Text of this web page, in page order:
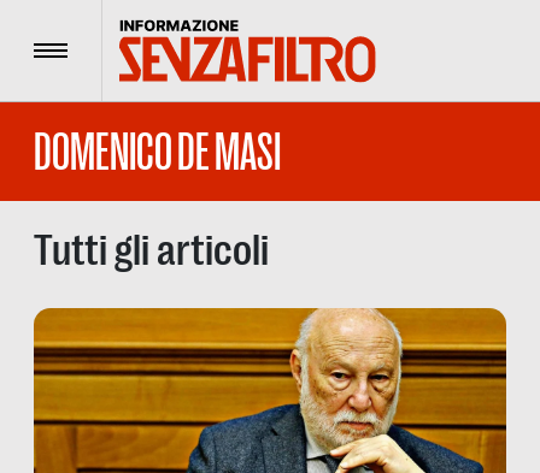
Menu
DOMENICO DE MASI
Tutti gli articoli